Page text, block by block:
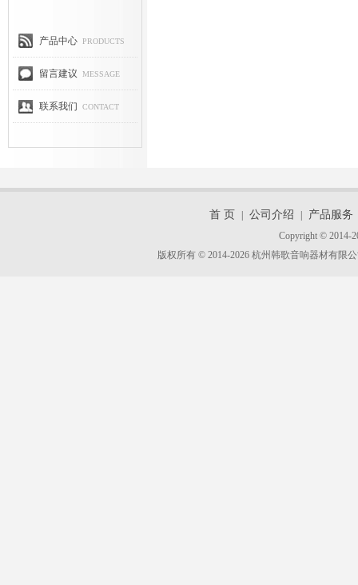
产品中心 PRODUCTS
留言建议 MESSAGE
联系我们 CONTACT
首 页 公司介绍 产品服务
Copyright © 2014-
版权所有 © 2014-2026 杭州韩歌音响器材有限